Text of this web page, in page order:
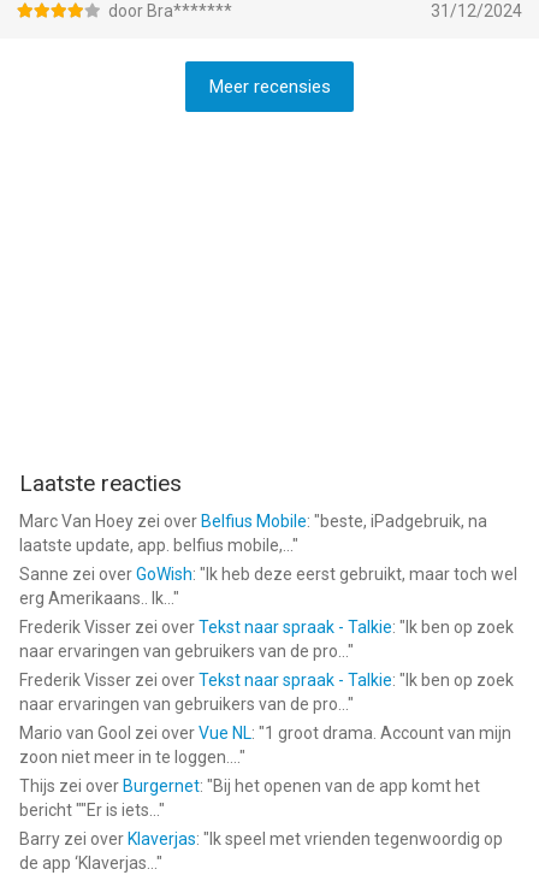
door Bra******* 31/12/2024
Meer recensies
Laatste reacties
Marc Van Hoey zei over Belfius Mobile: "beste, iPadgebruik, na
laatste update, app. belfius mobile,... "
Sanne zei overGoWish: " Ik heb deze eerst gebruikt, maar toch wel
erg Amerikaans.. Ik... "
Frederik Visser zei overTekst naar spraak - Talkie: " Ik ben op zoek
naar ervaringen van gebruikers van de pro... "
Frederik Visser zei overTekst naar spraak - Talkie: " Ik ben op zoek
naar ervaringen van gebruikers van de pro... "
Mario van Gool zei overVue NL: "1 groot drama. Account van mijn
zoon niet meer in te loggen.... "
Thijs zei over Burgernet: "Bij het openen van de app komt het
bericht ""Er is iets... "
Barry zei over Klaverjas: " Ik speel met vrienden tegenwoordig op
de app ‘Klaverjas... "